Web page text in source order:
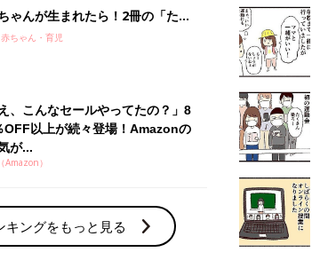
児の人気テーマ
離乳食はいつ